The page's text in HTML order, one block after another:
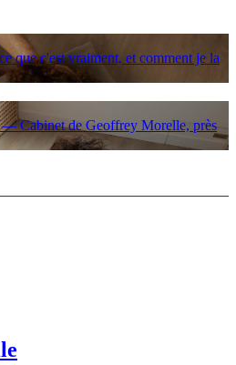
que c'est vraiment, et comment je la
— Cabinet de Geoffrey Morelle, près